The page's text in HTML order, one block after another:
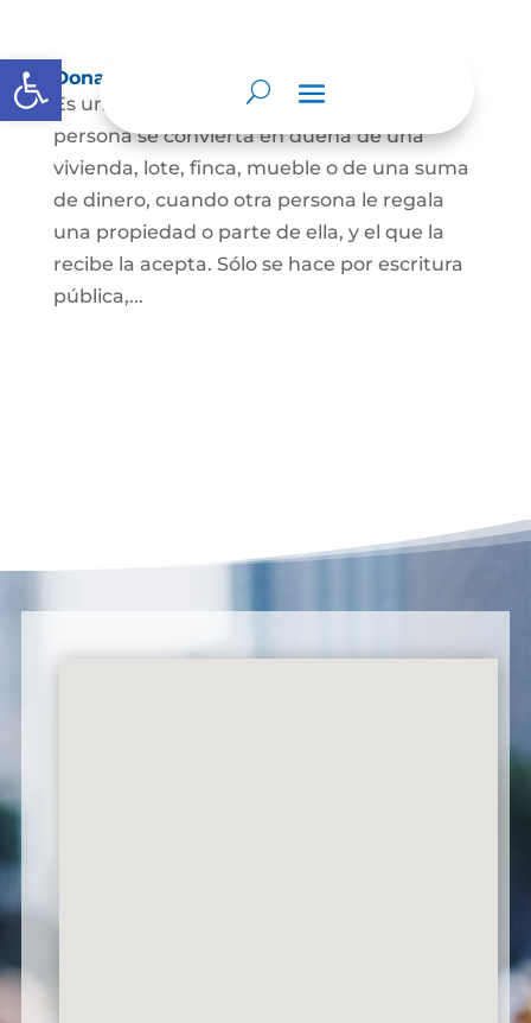
Abrir barra de herramientas
Donación
Es uno de los contratos cuyo fin es que una
persona se convierta en dueña de una
vivienda, lote, finca, mueble o de una suma
de dinero, cuando otra persona le regala
una propiedad o parte de ella, y el que la
recibe la acepta. Sólo se hace por escritura
pública,...